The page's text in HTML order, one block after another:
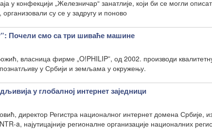
у конфекцији „Железничар“ занатлије, који би се могли
организовали су се у задругу и поново
Почели смо са три шиваће машине
власница фирме „O!PHILIP”, од 2002. производи
у Србији и земљама у окружењу.
у глобалној интернет заједници
директор Регистра националног интернет домена Србије,
a, најутицајније регионалне организације националних